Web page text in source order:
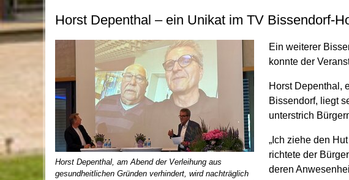
Horst Depenthal – ein Unikat im TV Bissendorf-
Horst Depenthal, am Abend der Verleihung aus
gesundheitlichen Gründen verhindert, wird nachträglich
Ein weiterer
konnte der
Horst Depenthal,
Bissendorf, liegt
unterstrich
„Ich ziehe den
richtete der
deren